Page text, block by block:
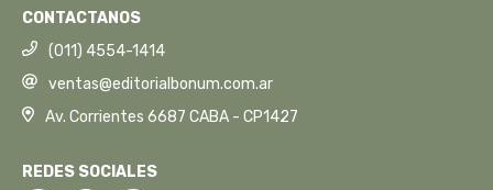
CONTACTANOS
(011) 4554-1414
ventas@editorialbonum.com.ar
Av. Corrientes 6687 CABA - CP1427
REDES SOCIALES